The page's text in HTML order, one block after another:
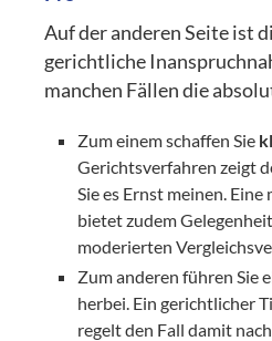
Auf der anderen Seite ist
gerichtliche
manchen Fällen die
Zum einem schaffen Sie
Gerichtsverfahren zeigt
Sie es Ernst meinen.
bietet zudem
moderierten
Zum anderen führen Sie
herbei. Ein gerichtlicher
regelt den Fall damit